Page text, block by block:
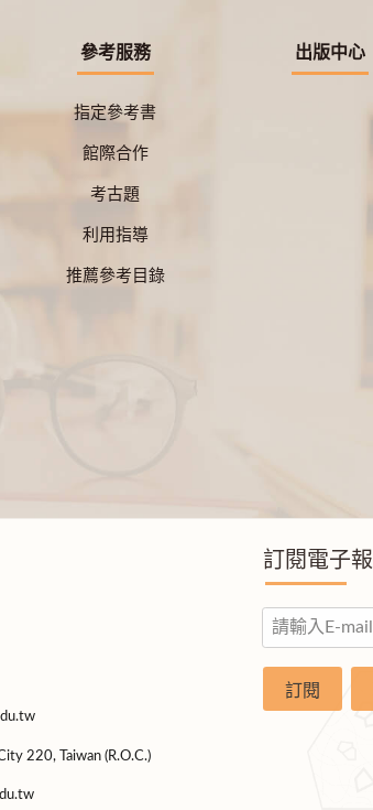
參考服務
指定參考書
館際合作
考古題
利用指導
推薦參考目錄
出版中心
220, Taiwan (R.O.C.)
訂閱電子報